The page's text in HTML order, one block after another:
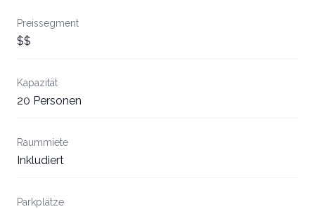
Preissegment
$$
Kapazität
20 Personen
Raummiete
Inkludiert
Parkplätze